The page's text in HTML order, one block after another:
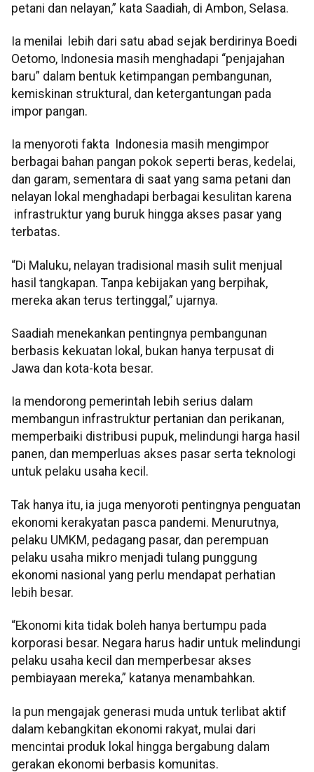
petani dan nelayan,” kata Saadiah, di Ambon, Selasa.
Ia menilai lebih dari satu abad sejak berdirinya Boedi
Oetomo, Indonesia masih menghadapi “penjajahan
baru” dalam bentuk ketimpangan pembangunan,
kemiskinan struktural, dan ketergantungan pada
impor pangan.
Ia menyoroti fakta Indonesia masih mengimpor
berbagai bahan pangan pokok seperti beras, kedelai,
dan garam, sementara di saat yang sama petani dan
nelayan lokal menghadapi berbagai kesulitan karena
infrastruktur yang buruk hingga akses pasar yang
terbatas.
“Di Maluku, nelayan tradisional masih sulit menjual
hasil tangkapan. Tanpa kebijakan yang berpihak,
mereka akan terus tertinggal,” ujarnya.
Saadiah menekankan pentingnya pembangunan
berbasis kekuatan lokal, bukan hanya terpusat di
Jawa dan kota-kota besar.
Ia mendorong pemerintah lebih serius dalam
membangun infrastruktur pertanian dan perikanan,
memperbaiki distribusi pupuk, melindungi harga hasil
panen, dan memperluas akses pasar serta teknologi
untuk pelaku usaha kecil.
Tak hanya itu, ia juga menyoroti pentingnya penguatan
ekonomi kerakyatan pasca pandemi. Menurutnya,
pelaku UMKM, pedagang pasar, dan perempuan
pelaku usaha mikro menjadi tulang punggung
ekonomi nasional yang perlu mendapat perhatian
lebih besar.
“Ekonomi kita tidak boleh hanya bertumpu pada
korporasi besar. Negara harus hadir untuk melindungi
pelaku usaha kecil dan memperbesar akses
pembiayaan mereka,” katanya menambahkan.
Ia pun mengajak generasi muda untuk terlibat aktif
dalam kebangkitan ekonomi rakyat, mulai dari
mencintai produk lokal hingga bergabung dalam
gerakan ekonomi berbasis komunitas.